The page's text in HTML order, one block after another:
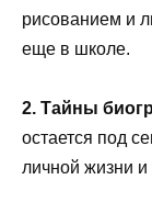
рисованием и
еще в школе.
2. Тайны
остается под
личной жизни